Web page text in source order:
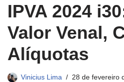
IPVA 2024
Valor Venal,
Alíquotas
Vinicius Lima 28 de fevereiro